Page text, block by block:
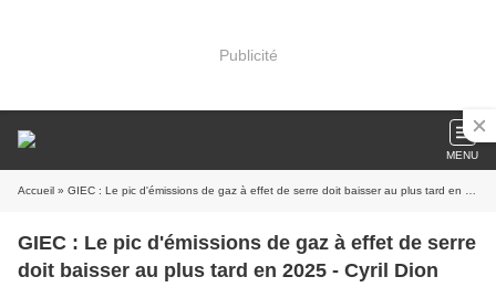
Publicité
MENU
Accueil » GIEC : Le pic d'émissions de gaz à effet de serre doit baisser au plus tard en 2025 - Cyril Dion
GIEC : Le pic d'émissions de gaz à effet de serre
doit baisser au plus tard en 2025 - Cyril Dion